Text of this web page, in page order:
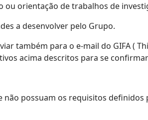
orientação de trabalhos de
a desenvolver pelo Grupo.
também para o e-mail do GIFA (
acima descritos para se
não possuam os requisitos